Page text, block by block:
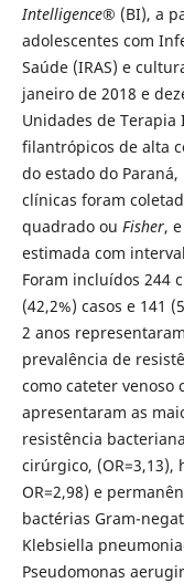
Intelligence® (BI), a
adolescentes com
Saúde (IRAS) e
janeiro de 2018 e
Unidades de Terapia
filantrópicos de alta
do estado do
clínicas foram
quadrado ou Fisher,
estimada com
Foram incluídos 244
(42,2%) casos e 141
2 anos
prevalência de
como cateter venoso
apresentaram as
resistência
cirúrgico, (OR=3,13),
OR=2,98) e
bactérias Gram-
Klebsiella
Pseudomonas